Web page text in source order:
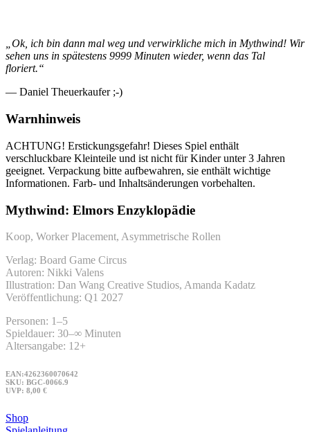
„Ok, ich bin dann mal weg und verwirkliche mich in Mythwind! Wir
sehen uns in spätestens 9999 Minuten wieder, wenn das Tal
floriert.“
— Daniel Theuerkaufer ;-)
Warnhinweis
ACHTUNG! Erstickungsgefahr! Dieses Spiel enthält
verschluckbare Kleinteile und ist nicht für Kinder unter 3 Jahren
geeignet. Verpackung bitte aufbewahren, sie enthält wichtige
Informationen. Farb- und Inhaltsänderungen vorbehalten.
Mythwind: Elmors Enzyklopädie
Koop, Worker Placement, Asymmetrische Rollen
Verlag: Board Game Circus
Autoren: Nikki Valens
Illustration: Dan Wang Creative Studios, Amanda Kadatz
Veröffentlichung: Q1 2027
Personen: 1–5
Spieldauer: 30–∞ Minuten
Altersangabe: 12+
EAN:4262360070642
SKU: BGC-0066.9
UVP: 8,00 €
Shop